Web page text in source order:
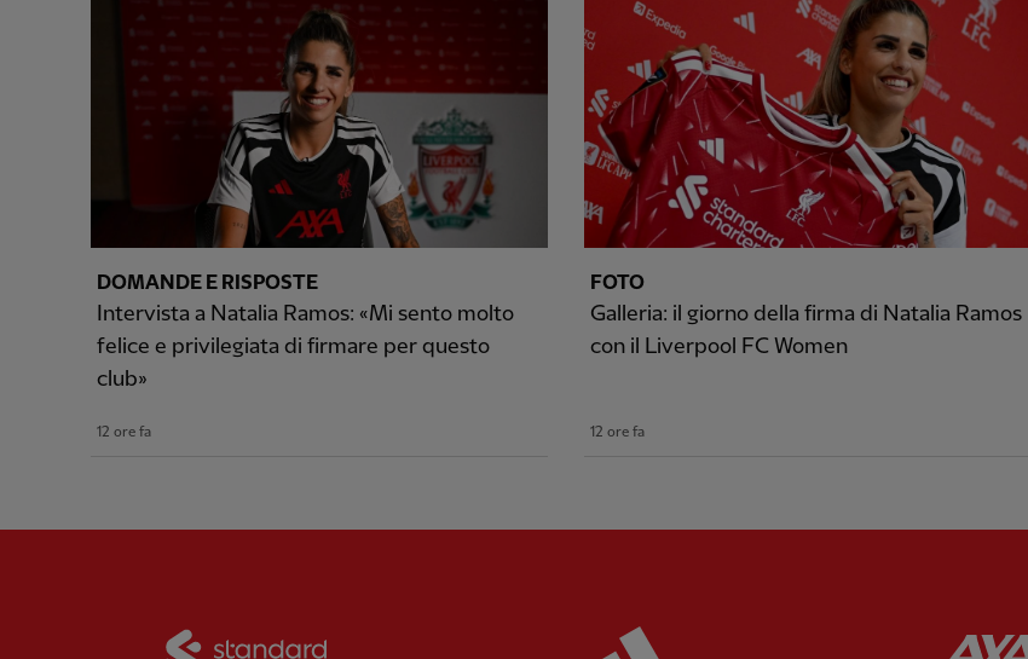
DOMANDE E RISPOSTE
Intervista a Natalia Ramos: «Mi sento molto
felice e privilegiata di firmare per questo
club»
12 ore fa
FOTO
Galleria: il giorno della firma di Natalia Ramos
con il Liverpool FC Women
12 ore fa